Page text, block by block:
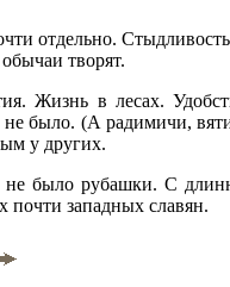
отдельно.
творят.
Жизнь в лесах.
было. (А радимичи,
у других.
не было рубашки. С
почти западных славян.